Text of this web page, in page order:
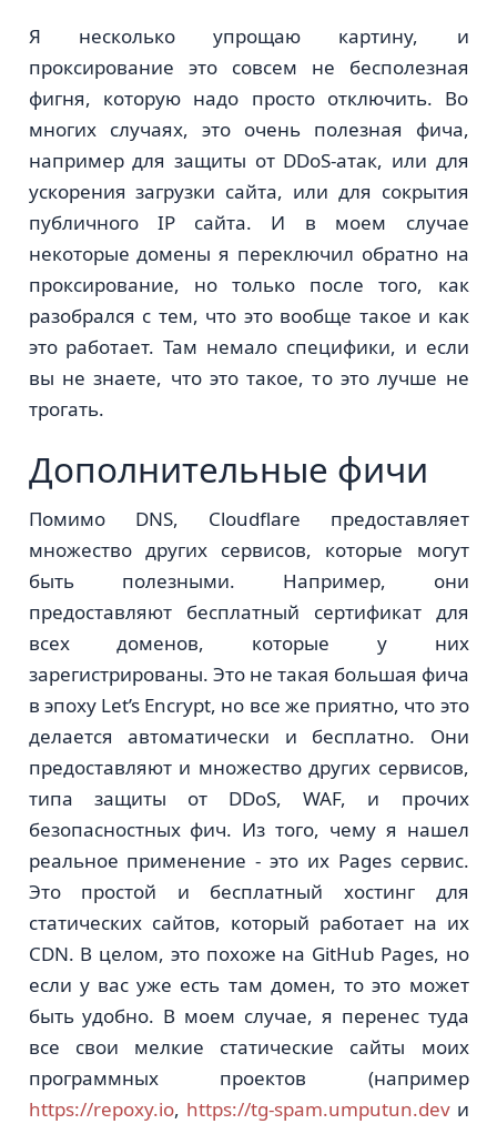
Я несколько упрощаю картину, и
проксирование это совсем не бесполезная
фигня, которую надо просто отключить. Во
многих случаях, это очень полезная фича,
например для защиты от DDoS-атак, или для
ускорения загрузки сайта, или для сокрытия
публичного IP сайта. И в моем случае
некоторые домены я переключил обратно на
проксирование, но только после того, как
разобрался с тем, что это вообще такое и как
это работает. Там немало специфики, и если
вы не знаете, что это такое, то это лучше не
трогать.
Дополнительные фичи
Помимо DNS, Cloudflare предоставляет
множество других сервисов, которые могут
быть полезными. Например, они
предоставляют бесплатный сертификат для
всех доменов, которые у них
зарегистрированы. Это не такая большая фича
в эпоху Let’s Encrypt, но все же приятно, что это
делается автоматически и бесплатно. Они
предоставляют и множество других сервисов,
типа защиты от DDoS, WAF, и прочих
безопасностных фич. Из того, чему я нашел
реальное применение - это их Pages сервис.
Это простой и бесплатный хостинг для
статических сайтов, который работает на их
CDN. В целом, это похоже на GitHub Pages, но
если у вас уже есть там домен, то это может
быть удобно. В моем случае, я перенес туда
все свои мелкие статические сайты моих
программных проектов (например
https://repoxy.io, https://tg-spam.umputun.devи